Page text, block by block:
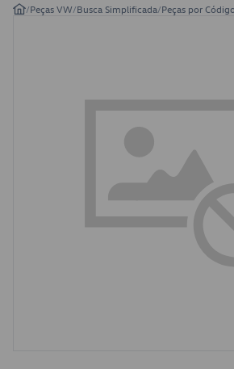
/Peças VW/Busca Simplificada/Peças por